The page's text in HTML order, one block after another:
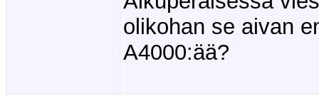
olikohan se aivan
A4000:ää?